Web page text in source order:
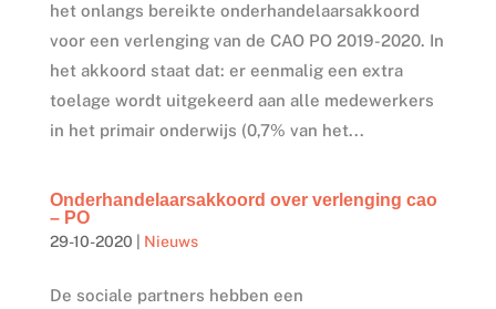
het onlangs bereikte onderhandelaarsakkoord
voor een verlenging van de CAO PO 2019-2020. In
het akkoord staat dat: er eenmalig een extra
toelage wordt uitgekeerd aan alle medewerkers
in het primair onderwijs (0,7% van het...
Onderhandelaarsakkoord over verlenging cao
– PO
29-10-2020 Nieuws
De sociale partners hebben een